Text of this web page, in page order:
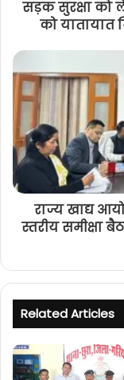
सड़क सुरक्षा को
को यातायात
राज्य खाद्य
स्तरीय समीक्षा
Related Articles